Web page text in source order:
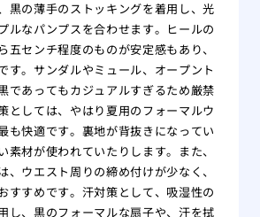
黒の薄手のストッキングを着用し、光
ルなパンプスを合わせます。ヒールの
五センチ程度のものが安定感もあり、
す。サンダルやミュール、オープント
であってもカジュアルすぎるため厳禁
としては、やはり夏用のフォーマルウ
も快適です。裏地が背抜きになってい
素材が使われていたりします。また、
、ウエスト周りの締め付けが少なく、
すすめです。汗対策として、吸湿性の
し、黒のフォーマルな扇子や、汗を拭